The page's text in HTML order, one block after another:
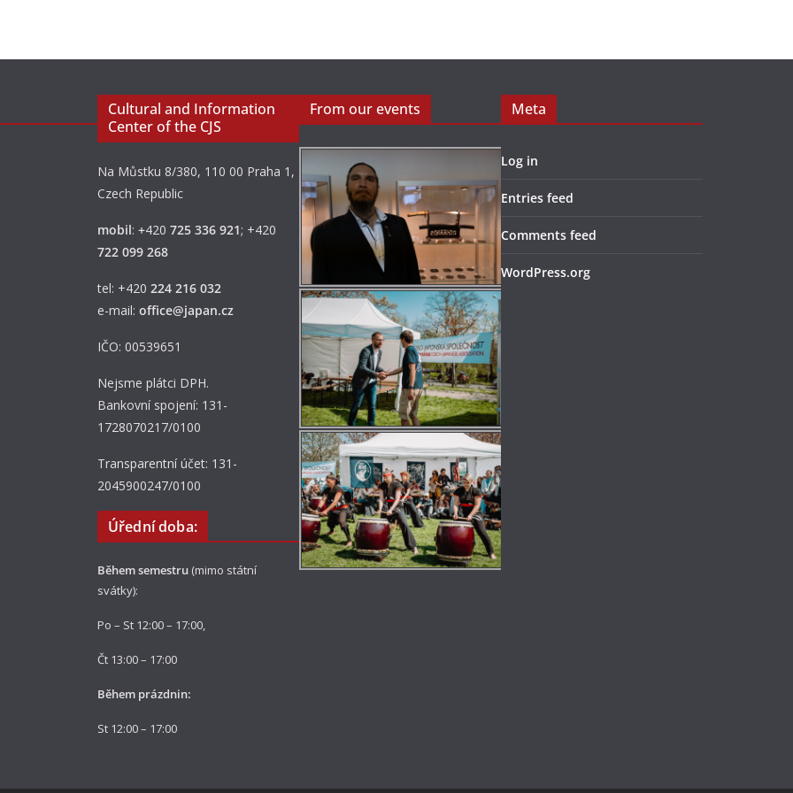
Cultural and Information
Center of the CJS
Na Můstku 8/380, 110 00 Praha 1,
Czech Republic
mobil: +420 725 336 921; +420
722 099 268
tel: +420 224 216 032
e-mail: office@japan.cz
IČO: 00539651
Nejsme plátci DPH.
Bankovní spojení: 131-
1728070217/0100
Transparentní účet: 131-
2045900247/0100
Úřední doba:
Během semestru (mimo státní
svátky):
Po – St 12:00 – 17:00,
Čt 13:00 – 17:00
Během prázdnin:
St 12:00 – 17:00
From our events Meta
Log in
Entries feed
Comments feed
WordPress.org